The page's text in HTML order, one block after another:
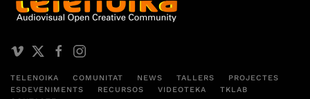
TELENOIKA COMUNITAT NEWS TALLERS
PROJECTES
ESDEVENIMENTS
RECURSOS VIDEOTEKA
TKLAB